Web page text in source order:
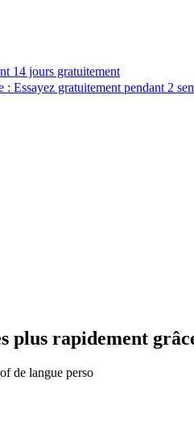
14 jours gratuitement
: Essayez gratuitement pendant 2
plus rapidement
de langue perso